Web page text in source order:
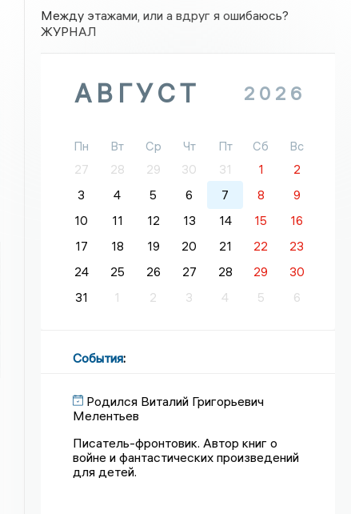
Между этажами, или а вдруг я ошибаюсь?
ЖУРНАЛ
АВГУСТ 2026
Пн Вт Ср Чт Пт Сб
Вс
27
28 29 30 31 1
2
3
4 5 6 7 8
9
10
11 12 13 14 15
16
17
18 19 20 21 22
23
24
25 26 27 28 29
30
31
1 2 3 4 5 6
События:
Родился Виталий Григорьевич
Мелентьев
Писатель-фронтовик. Автор книг о
войне и фантастических произведений
для детей.